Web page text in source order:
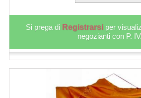
Si prega di Registrarsi per
negozianti con P.